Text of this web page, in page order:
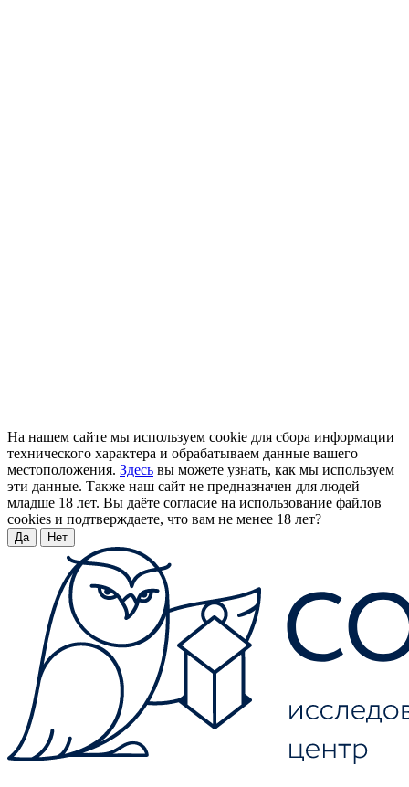
На нашем сайте мы используем cookie для сбора информации
технического характера и обрабатываем данные вашего
местоположения. Здесь вы можете узнать, как мы используем
эти данные. Также наш сайт не предназначен для людей
младше 18 лет. Вы даёте согласие на использование файлов
cookies и подтверждаете, что вам не менее 18 лет?
Да Нет